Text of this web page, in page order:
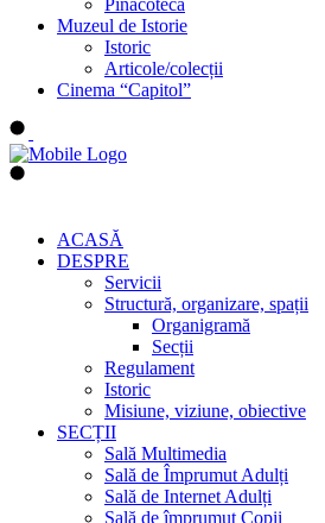
Muzeul de Istorie
Istoric
Articole/colecții
Cinema “Capitol”
ACASĂ
DESPRE
Servicii
Structură, organizare, spații
Organigramă
Secții
Regulament
Istoric
Misiune, viziune, obiective
SECȚII
Sală Multimedia
Sală de Împrumut Adulți
Sală de Internet Adulți
Sală de împrumut Copii